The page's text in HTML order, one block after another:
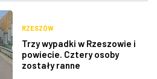
RZESZÓW
Trzy wypadki w Rzeszowie i
powiecie. Cztery osoby
zostały ranne